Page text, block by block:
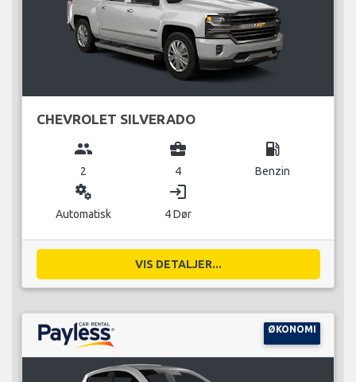
CHEVROLET SILVERADO
group
2
business_center
4
local_gas_station
Benzin
miscellaneous_services
Automatisk
login
4 Dør
VIS DETALJER...
ØKONOMI